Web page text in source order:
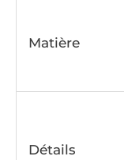
Matière
Détails